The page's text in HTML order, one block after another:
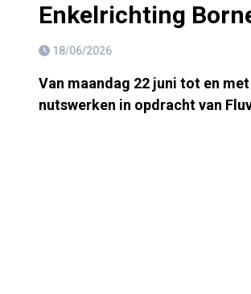
Enkelrichting
18/06/2026
Van maandag 22 juni tot en
nutswerken in opdracht van